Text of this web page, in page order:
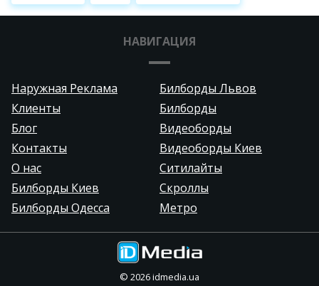
НАВИГАЦИЯ
Наружная Реклама
Билборды Львов
Клиенты
Билборды
Блог
Видеоборды
Контакты
Видеоборды Киев
О нас
Ситилайты
Билборды Киев
Скроллы
Билборды Одесса
Метро
© 2026idmedia.ua